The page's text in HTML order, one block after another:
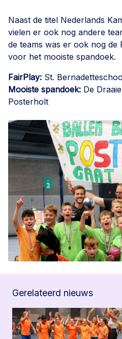
Naast de titel Nederlands
vielen er ook nog andere
de teams was er ook nog de
voor het mooiste spandoek.
FairPlay: St.
Mooiste spandoek: De
Posterholt
Gerelateerd nieuws